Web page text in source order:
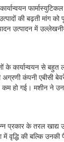
की बढ़ती
उत्पादन में
के कार्यान्वयन से
अग्रणी कंपनी
कम हो गई। मशीन ने
प्रकार के तरल
वृद्धि की बल्कि